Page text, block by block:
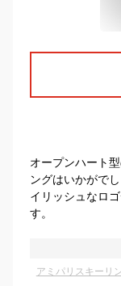
オープンハート
ングはいかがで
イリッシュなロ
す。
アミパリスキーリ